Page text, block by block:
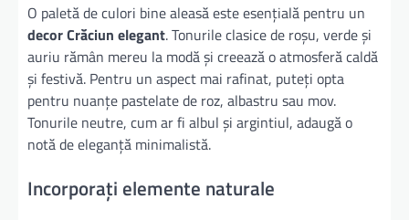
O paletă de culori bine aleasă este esențială pentru un
decor Crăciun elegant. Tonurile clasice de roșu, verde și
auriu rămân mereu la modă și creează o atmosferă caldă
și festivă. Pentru un aspect mai rafinat, puteți opta
pentru nuanțe pastelate de roz, albastru sau mov.
Tonurile neutre, cum ar fi albul și argintiul, adaugă o
notă de eleganță minimalistă.
Incorporați elemente naturale